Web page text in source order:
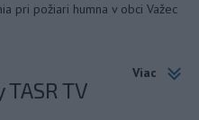
pri požiari humna v obci Važec
Viac
TV